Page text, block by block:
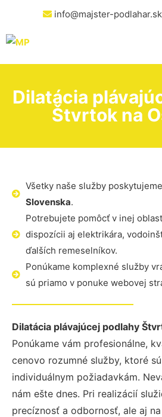
info@majster-podlahar.sk
Dilatácia
Štvrtok na
Všetky naše služby
Slovenska.
Potrebujete pomôcť v inej
dispozícii aj elektrikára,
ďalších remeselníkov.
Ponúkame komplexné služby
sú priamo v ponuke webovej
Dilatácia plávajúcej podlahy
Ponúkame vám profesionálne,
cenovo rozumné služby, ktoré
individuálnym požiadavkám.
nám ešte dnes. Pri realizácií
precíznosť a odbornosť, ale aj